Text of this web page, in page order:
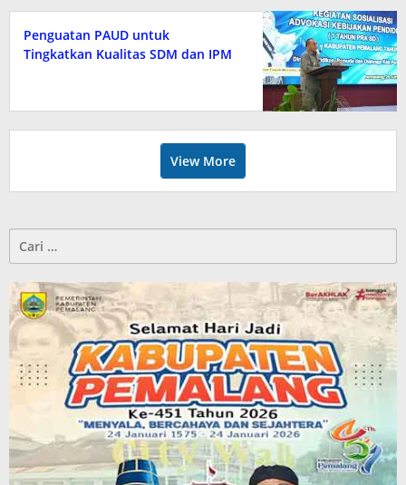
Penguatan PAUD untuk
Tingkatkan Kualitas SDM dan IPM
View More
untuk: